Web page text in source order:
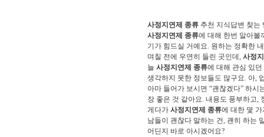
사정지연제 종류 추천 지식답변 찾는
사정지연제 종류에 대해 한번 알아볼
기가 힘드실 거예요. 원하는 정확한
며칠 전에 우연히 들린 곳인데, 사정
늘 사정지연제 종류에 대해 관심 있
생각하지 못한 정보들도 많구요. 아,
아마 들어가 보시면 “괜찮겠다” 하시
장 좋은 것 같아요. 내용도 풍부하고,
게다가 사정지연제 종류에 대한 몇
남들이 괜찮다 말하는 건, 괜히 하는
어딘지 바로 아시겠어요?